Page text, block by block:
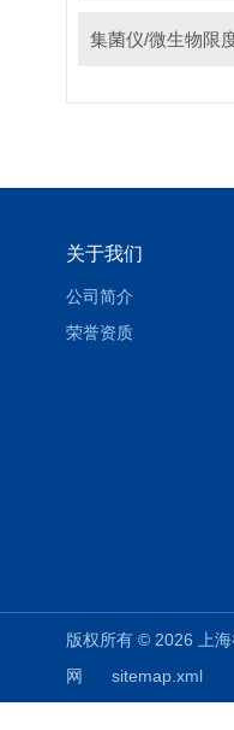
集菌仪/微生物限
关于我们
公司简介
荣誉资质
版权所有 © 2026 上
网
sitemap.xml